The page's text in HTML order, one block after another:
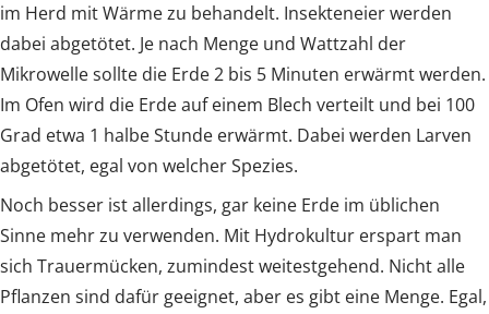
im Herd mit Wärme zu behandelt. Insekteneier werden
dabei abgetötet. Je nach Menge und Wattzahl der
Mikrowelle sollte die Erde 2 bis 5 Minuten erwärmt werden.
Im Ofen wird die Erde auf einem Blech verteilt und bei 100
Grad etwa 1 halbe Stunde erwärmt. Dabei werden Larven
abgetötet, egal von welcher Spezies.
Noch besser ist allerdings, gar keine Erde im üblichen
Sinne mehr zu verwenden. Mit Hydrokultur erspart man
sich Trauermücken, zumindest weitestgehend. Nicht alle
Pflanzen sind dafür geeignet, aber es gibt eine Menge. Egal,